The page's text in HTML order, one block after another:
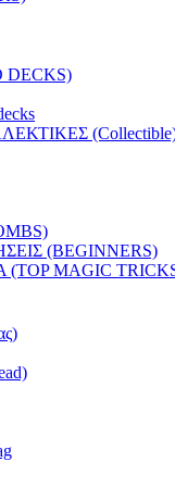
(BEGINNERS)
MAGIC